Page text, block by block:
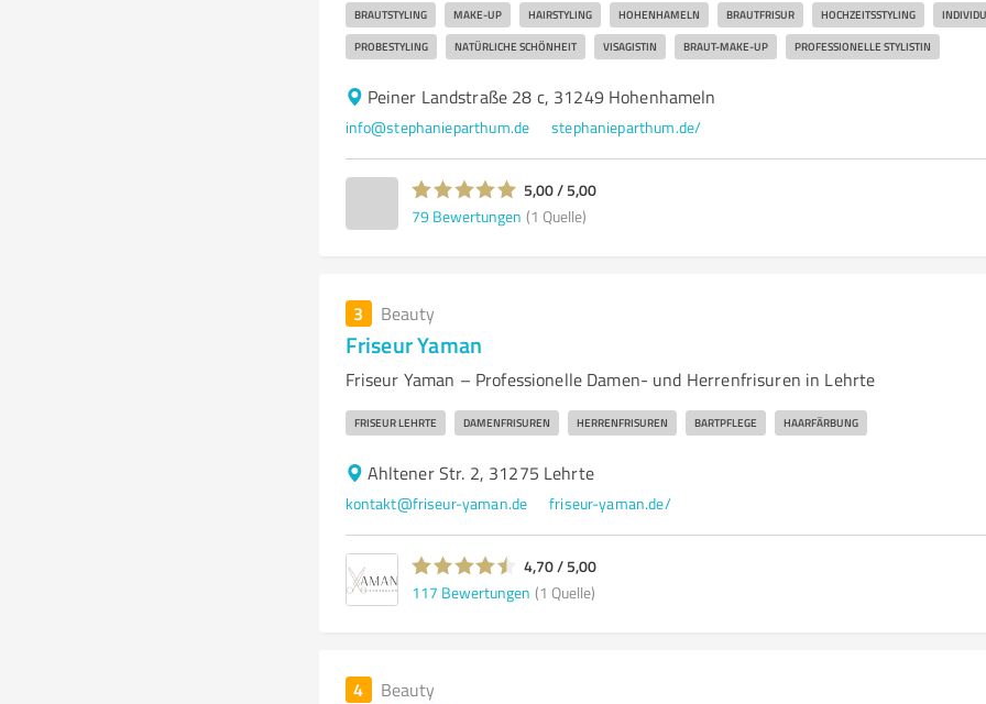
BRAUTSTYLING MAKE-UP HAIRSTYLING HOHENHAMELN BRAUTFRISUR HOCHZEITSSTYLING
PROBESTYLING NATÜRLICHE SCHÖNHEIT VISAGISTIN BRAUT-MAKE-UP PROFESSIONELLE STYLISTIN
Peiner Landstraße 28 c, 31249 Hohenhameln
info@stephanieparthum.de stephanieparthum.de/
5,00 / 5,00
79 Bewertungen (1 Quelle)
3 Beauty
Friseur Yaman
Friseur Yaman – Professionelle Damen- und Herrenfrisuren in Lehrte
FRISEUR LEHRTE DAMENFRISUREN HERRENFRISUREN BARTPFLEGE HAARFÄRBUNG
Ahltener Str. 2, 31275 Lehrte
kontakt@friseur-yaman.de friseur-yaman.de/
4,70 / 5,00
117 Bewertungen (1 Quelle)
4 Beauty